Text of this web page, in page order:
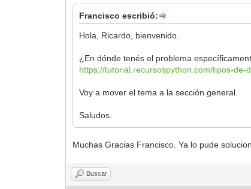
Francisco escribió:
Hola, Ricardo, bienvenido.
¿En dónde tenés el problema
https://tutorial.recursospython.com/tipos-de-
Voy a mover el tema a la sección general.
Saludos.
Muchas Gracias Francisco. Ya lo pude
Buscar